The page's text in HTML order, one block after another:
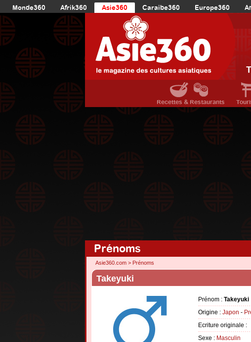
Monde360 Afrik360 Asie360 Caraibe360 Europe360
Recettes & Restaurants
Prénoms
Asie360.com > Prénoms
Takeyuki
Prénom : Takeyuki
Origine : Japon -
Ecriture originale :
Sexe : Masculin